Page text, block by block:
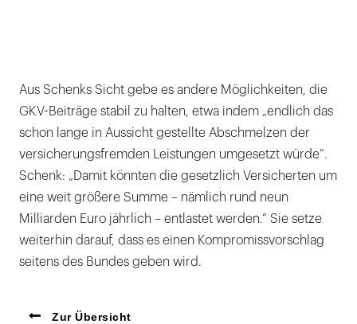
Aus Schenks Sicht gebe es andere Möglichkeiten, die
GKV-Beiträge stabil zu halten, etwa indem „endlich das
schon lange in Aussicht gestellte Abschmelzen der
versicherungsfremden Leistungen umgesetzt würde“.
Schenk: „Damit könnten die gesetzlich Versicherten um
eine weit größere Summe – nämlich rund neun
Milliarden Euro jährlich – entlastet werden.“ Sie setze
weiterhin darauf, dass es einen Kompromissvorschlag
seitens des Bundes geben wird.
Zur Übersicht